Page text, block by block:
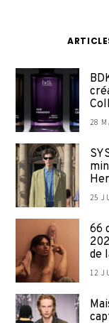
28
25
66
de
12